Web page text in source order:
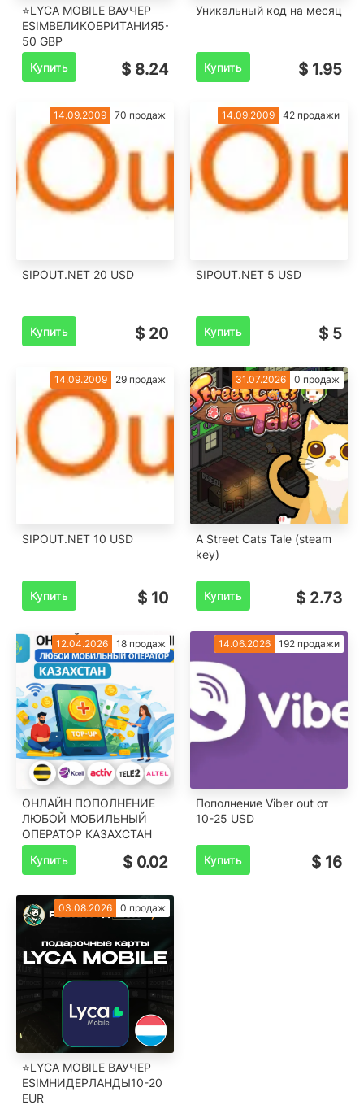
⭐LYCA MOBILE ВАУЧЕР
ESIM️ВЕЛИКОБРИТАНИЯ️5-
50 GBP
Купить
$ 8.24
Уникальный код на месяц
Купить $ 1.95
14.09.2009 70 продаж
SIPOUT.NET 20 USD
Купить $ 20
14.09.2009 42 продажи
SIPOUT.NET 5 USD
Купить $ 5
14.09.2009 29 продаж
SIPOUT.NET 10 USD
Купить $ 10
31.07.2026 0 продаж
A Street Cats Tale (steam
key)
Купить $ 2.73
12.04.2026 18 продаж
ОНЛАЙН ПОПОЛНЕНИЕ
ЛЮБОЙ МОБИЛЬНЫЙ
ОПЕРАТОР КАЗАХСТАН
Купить
$ 0.02
14.06.2026 192 продажи
Пополнение Viber out от
10-25 USD
Купить $ 16
03.08.2026 0 продаж
⭐LYCA MOBILE ВАУЧЕР
ESIM️НИДЕРЛАНДЫ️10-20
EUR